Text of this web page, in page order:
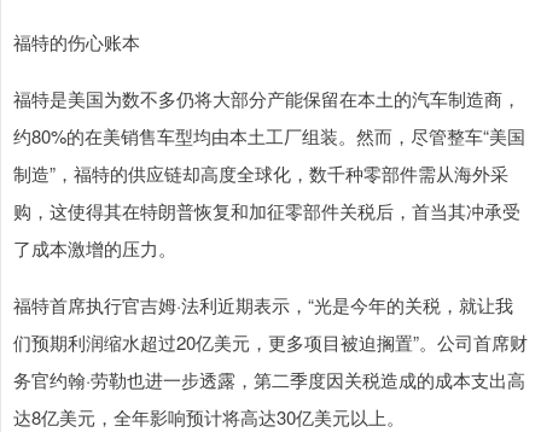
福特的伤心账本
福特是美国为数不多仍将大部分产能保留在本土的汽车制造商，
约80%的在美销售车型均由本土工厂组装。然而，尽管整车“美国
制造”，福特的供应链却高度全球化，数千种零部件需从海外采
购，这使得其在特朗普恢复和加征零部件关税后，首当其冲承受
了成本激增的压力。
福特首席执行官吉姆·法利近期表示，“光是今年的关税，就让我
们预期利润缩水超过20亿美元，更多项目被迫搁置”。公司首席财
务官约翰·劳勒也进一步透露，第二季度因关税造成的成本支出高
达8亿美元，全年影响预计将高达30亿美元以上。